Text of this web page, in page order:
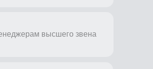
высшего звена